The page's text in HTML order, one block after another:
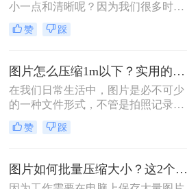
小一点和清晰呢？因为我们很多时候
压缩出来的图片并没有像压缩前的那
么清晰，不过这也很常见，毕竟压缩
的，这对压缩软件的要求很高，今天
来给大家介绍二个质量还不错的图片
压缩方法。
赞 踩
图片怎么压缩1m以下？实用的办法来啦（图文视频教程）！
在我们日常生活中，图片是必不可少
的一种文件形式，不管是拍照记录还
是在办公中都会使用到，但是使用的
过程中可能会面临一个问题，那就是
片上传。
赞 踩
图片如何批量压缩大小？这2个方法一学就会！